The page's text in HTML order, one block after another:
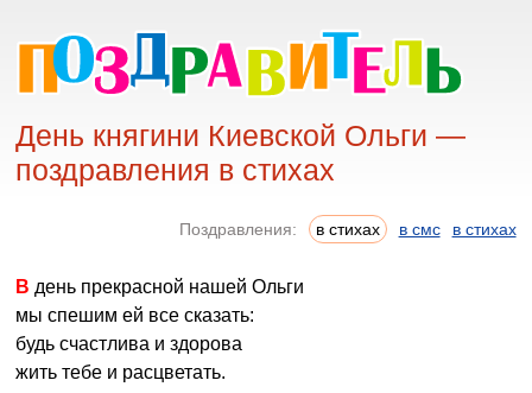
День княгини Киевской Ольги —
поздравления в стихах
Поздравления: в стихах в смс в стихах
В день прекрасной нашей Ольги
мы спешим ей все сказать:
будь счастлива и здорова
жить тебе и расцветать.